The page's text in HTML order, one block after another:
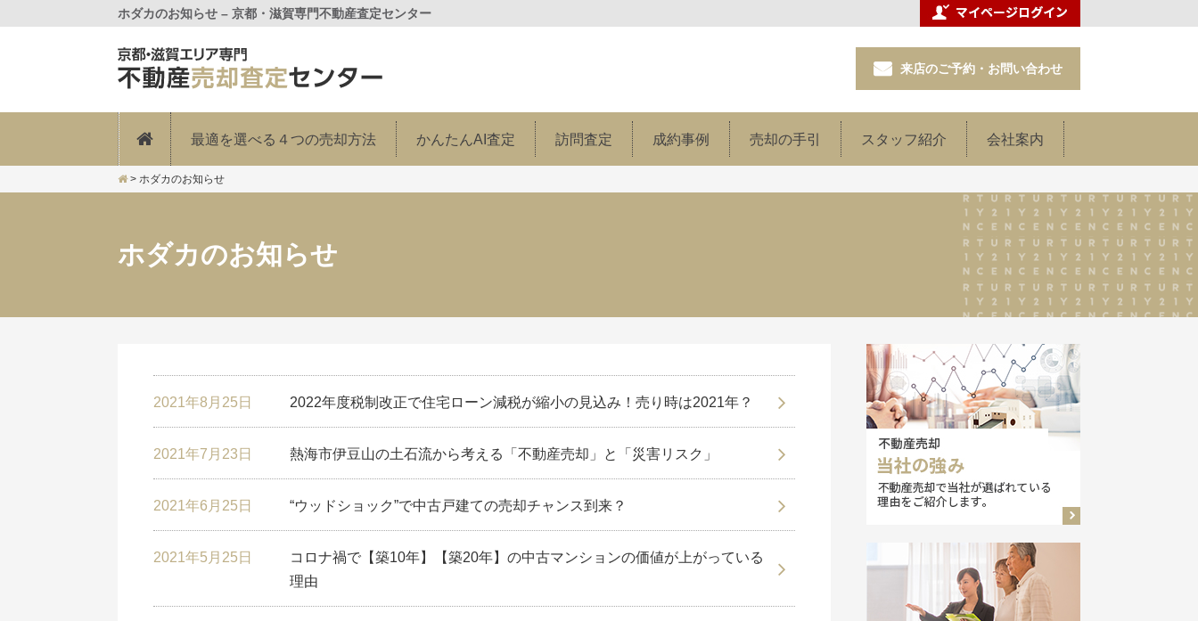
ホダカのお知らせ – 京都・滋賀専門不動産査定センター
来店のご予約・お問い合わせ
最適を選べる４つの売却方法 かんたんAI査定 訪問査定 成約事例 売却の手引 スタッフ紹介 会社案内
> ホダカのお知らせ
ホダカのお知らせ
2021年8月25日 2022年度税制改正で住宅ローン減税が縮小の見込み！売り時は2021年？
2021年7月23日 熱海市伊豆山の土石流から考える「不動産売却」と「災害リスク」
2021年6月25日 “ウッドショック”で中古戸建ての売却チャンス到来？
2021年5月25日
コロナ禍で【築10年】【築20年】の中古マンションの価値が上がっている
理由